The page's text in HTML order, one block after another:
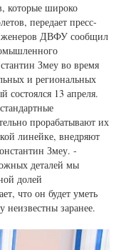
которые широко
передает пресс-
ДВФУ сообщил
Змеу во время
и региональных
состоялся 13 апреля.
прорабатывают их
линейке, внедряют
Змеу. -
деталей мы
долей
что он будет уметь
неизвестны заранее.